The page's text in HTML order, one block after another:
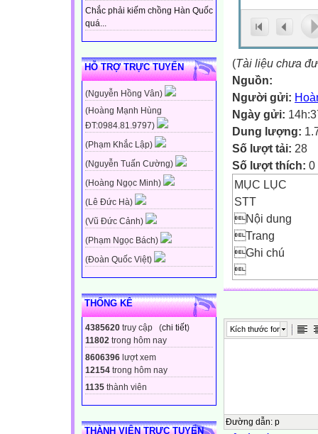
Chắc phải kiếm chồng Hàn Quốc
quá...
HỖ TRỢ TRỰC TUYẾN
(Nguyễn Hồng Vân)
(Hoàng Mạnh Hùng
ĐT:0984.81.9797)
(Phạm Khắc Lập)
(Nguyễn Tuấn Cường)
(Hoàng Ngọc Minh)
(Lê Đức Hà)
(Vũ Đức Cảnh)
(Phạm Ngọc Bách)
(Đoàn Quốc Việt)
THỐNG KÊ
4385620 truy cập (chi tiết)
11802 trong hôm nay
8606396 lượt xem
12154 trong hôm nay
1135 thành viên
THÀNH VIÊN TRỰC TUYẾN
(Tài liệu chưa
Nguồn:
Người gửi:
Ngày gửi:
Dung lượng:
Số lượt tải: 28
Số lượt thích: 0
MỤC LỤC
STT
Nội dung
Trang
Ghi chú

1
1


Kích thước font
Đường dẫn: p